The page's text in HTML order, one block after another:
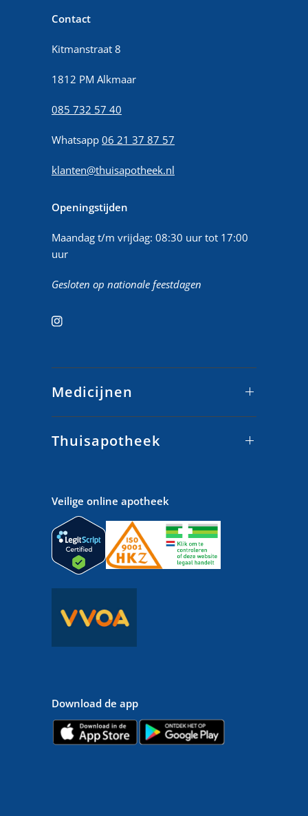
Contact
Kitmanstraat 8
1812 PM Alkmaar
085 732 57 40
Whatsapp06 21 37 87 57
klanten@thuisapotheek.nl
Openingstijden
Maandag t/m vrijdag: 08:30 uur tot 17:00
uur
Gesloten op nationale feestdagen
Medicijnen
Thuisapotheek
Veilige online apotheek
Download de app